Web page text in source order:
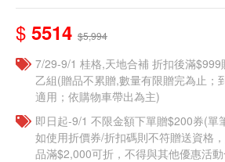
$ 5514 $5,994
7/29-9/1 桂格,天地合補 折扣後滿$999
乙組(贈品不累贈,數量有限贈完為止；
適用；依購物車帶出為主)​
即日起-9/1 不限金額下單贈$200券(單
如使用折價券/折扣碼則不符贈送資格
品滿$2,000可折，不得與其他優惠活